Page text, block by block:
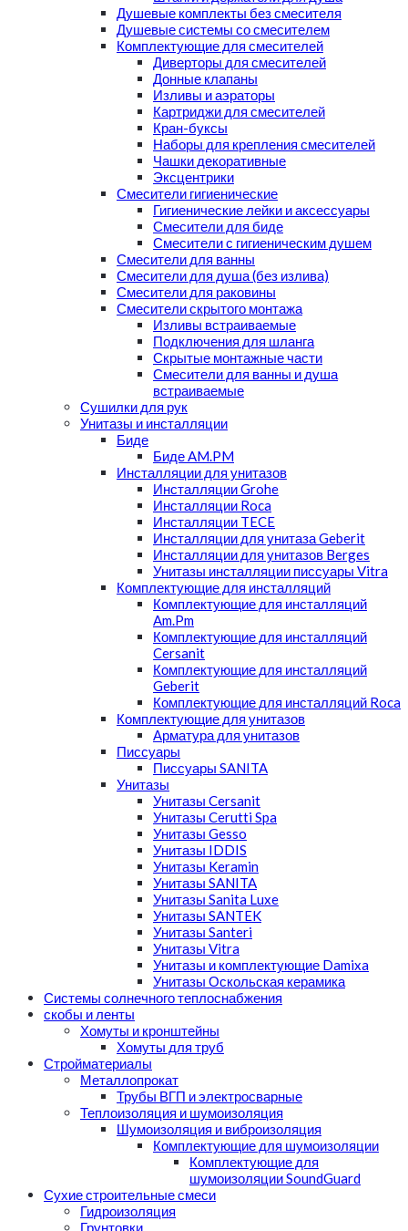
Душевые комплекты без смесителя
Душевые системы со смесителем
Комплектующие для смесителей
Диверторы для смесителей
Донные клапаны
Изливы и аэраторы
Картриджи для смесителей
Кран-буксы
Наборы для крепления смесителей
Чашки декоративные
Эксцентрики
Смесители гигиенические
Гигиенические лейки и аксессуары
Смесители для биде
Смесители с гигиеническим душем
Смесители для ванны
Смесители для душа (без излива)
Смесители для раковины
Смесители скрытого монтажа
Изливы встраиваемые
Подключения для шланга
Скрытые монтажные части
Смесители для ванны и душа
встраиваемые
Сушилки для рук
Унитазы и инсталляции
Биде
Биде AM.PM
Инсталляции для унитазов
Инсталляции Grohe
Инсталляции Roca
Инсталляции TECE
Инсталляции для унитаза Geberit
Инсталляции для унитазов Berges
Унитазы инсталляции писсуары Vitra
Комплектующие для инсталляций
Комплектующие для инсталляций
Am.Pm
Комплектующие для инсталляций
Cersanit
Комплектующие для инсталляций
Geberit
Комплектующие для инсталляций Roca
Комплектующие для унитазов
Арматура для унитазов
Писсуары
Писсуары SANITA
Унитазы
Унитазы Cersanit
Унитазы Cerutti Spa
Унитазы Gesso
Унитазы IDDIS
Унитазы Keramin
Унитазы SANITA
Унитазы Sanita Luxe
Унитазы SANTEK
Унитазы Santeri
Унитазы Vitra
Унитазы и комплектующие Damixa
Унитазы Оскольская керамика
Системы солнечного теплоснабжения
скобы и ленты
Хомуты и кронштейны
Хомуты для труб
Стройматериалы
Металлопрокат
Трубы ВГП и электросварные
Теплоизоляция и шумоизоляция
Шумоизоляция и виброизоляция
Комплектующие для шумоизоляции
Комплектующие для
шумоизоляции SoundGuard
Сухие строительные смеси
Гидроизоляция